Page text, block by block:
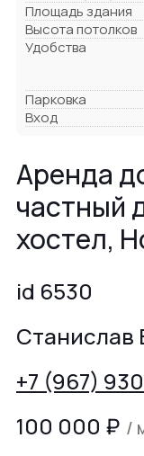
Площадь здания
Высота потолков
Удобства
Парковка
Вход
Аренда
частный
хостел,
id 6530
Станислав
+7 (967)
100 000 ₽ /